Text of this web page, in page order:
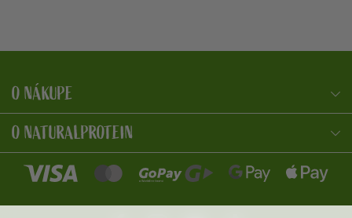
O NÁKUPE
O NATURALPROTEIN
NaturalProtein Poradca